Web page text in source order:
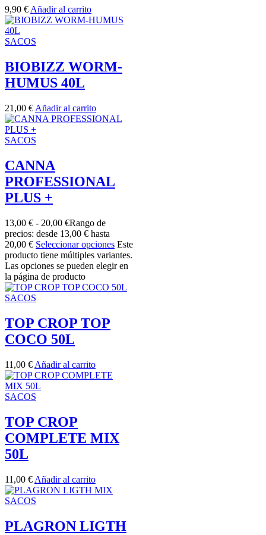
9,90 €Añadir al carrito
SACOS
BIOBIZZ WORM-
HUMUS 40L
21,00 € Añadir al carrito
SACOS
CANNA
PROFESSIONAL
PLUS +
13,00 € - 20,00 €Rango de
precios: desde 13,00 € hasta
20,00 € Seleccionar opciones Este
producto tiene múltiples variantes.
Las opciones se pueden elegir en
la página de producto
SACOS
TOP CROP TOP
COCO 50L
11,00 € Añadir al carrito
SACOS
TOP CROP
COMPLETE MIX
50L
11,00 € Añadir al carrito
SACOS
PLAGRON LIGTH